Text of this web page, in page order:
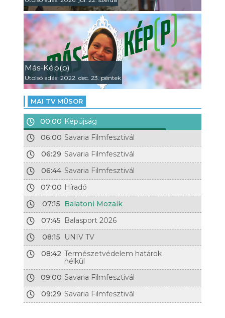
Más-Kép(p)
Utolsó adás: 2022. dec. 23. péntek
MAI TV MŰSOR
00:00 Képújság
06:00 Savaria Filmfesztivál
06:29 Savaria Filmfesztivál
06:44 Savaria Filmfesztivál
07:00 Híradó
07:15 Balatoni Mozaik
07:45 Balasport 2026
08:15
UNIV TV
08:42 Természetvédelem határok
nélkül
09:00 Savaria Filmfesztivál
09:29 Savaria Filmfesztivál